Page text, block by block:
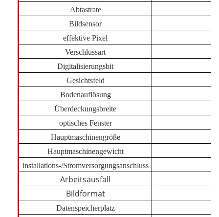
Abtastrate
Bildsensor
effektive Pixel
Verschlussart
Digitalisierungsbit
Gesichtsfeld
Bodenauflösung
Überdeckungsbreite
optisches Fenster
Hauptmaschinengröße
Hauptmaschinengewicht
Installations-/Stromversorgungsanschluss
Arbeitsausfall
Bildformat
Datenspeicherplatz